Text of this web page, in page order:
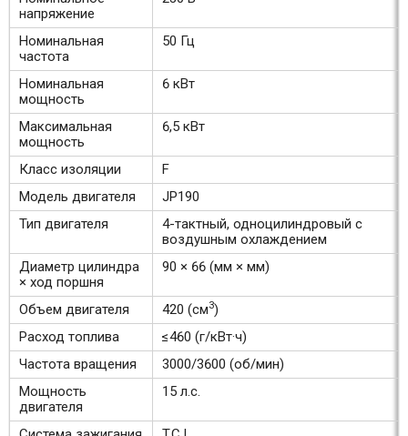
напряжение
Номинальная
частота
50 Гц
Номинальная
мощность
6 кВт
Максимальная
мощность
6,5 кВт
Класс изоляции
F
Модель двигателя
JP190
Тип двигателя
4-тактный, одноцилиндровый с
воздушным охлаждением
Диаметр цилиндра
× ход поршня
90 × 66 (мм × мм)
Объем двигателя 420 (см3)
Расход топлива
≤460 (г/кВт·ч)
Частота вращения
3000/3600 (об/мин)
Мощность
двигателя
15 л.с.